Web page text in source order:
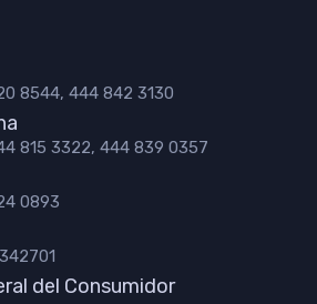
8544, 444 842 3130
815 3322, 444 839 0357
0893
del Consumidor